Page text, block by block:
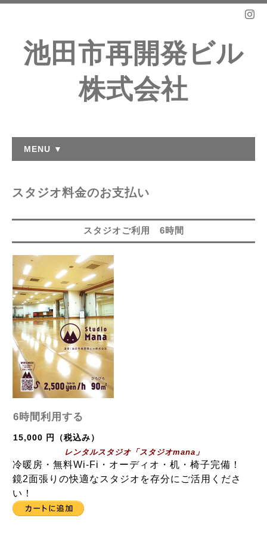
池田市再開発ビル
株式会社
MENU ▼
スタジオ料金のお支払い
スタジオご利用 6時間
6時間利用する
15,000 円（税込み）
レンタルスタジオ「スタジオmana」
冷暖房・無料Wi-Fi・オーディオ・机・椅子完備！
鏡2面張りの快適なスタジオを存分にご活用くださ
い！